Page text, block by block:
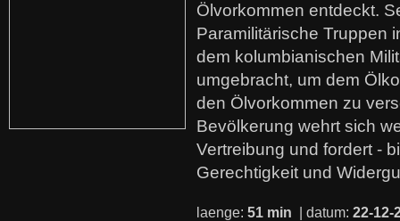
Ölvorkommen entdeckt.
Paramilitärische Truppen
dem kolumbianischen
umgebracht, um dem
den Ölvorkommen zu
Bevölkerung wehrt sich
Vertreibung und fordert -
Gerechtigkeit und
laenge: 51 min | datum: 22-12-